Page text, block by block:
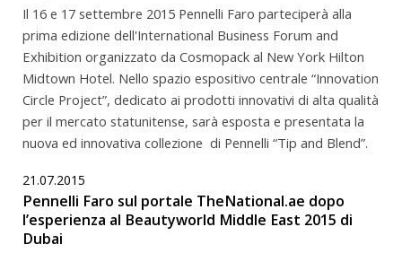
Il 16 e 17 settembre 2015 Pennelli Faro parteciperà alla
prima edizione dell'International Business Forum and
Exhibition organizzato da Cosmopack al New York Hilton
Midtown Hotel. Nello spazio espositivo centrale “Innovation
Circle Project”, dedicato ai prodotti innovativi di alta qualità
per il mercato statunitense, sarà esposta e presentata la
nuova ed innovativa collezione di Pennelli “Tip and Blend”.
21.07.2015
Pennelli Faro sul portale TheNational.ae dopo
l’esperienza al Beautyworld Middle East 2015 di
Dubai